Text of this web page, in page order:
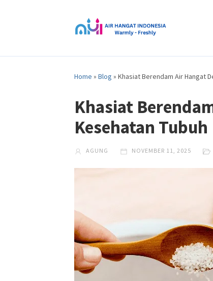
Home »Blog »Khasiat Berendam Air Hangat
Khasiat
Kesehatan Tubuh
AGUNG NOVEMBER 11, 2025